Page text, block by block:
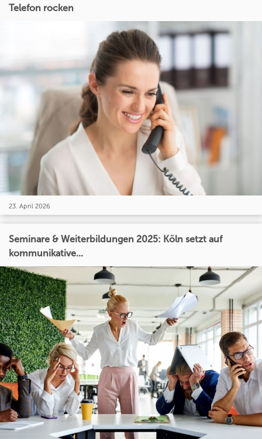
Telefon rocken
23. April 2026
Seminare & Weiterbildungen 2025: Köln setzt auf
kommunikative...